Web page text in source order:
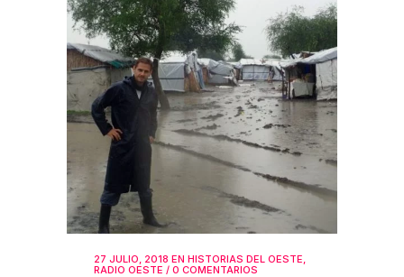
27 JULIO, 2018 EN HISTORIAS DEL OESTE,
RADIO OESTE / 0 COMENTARIOS